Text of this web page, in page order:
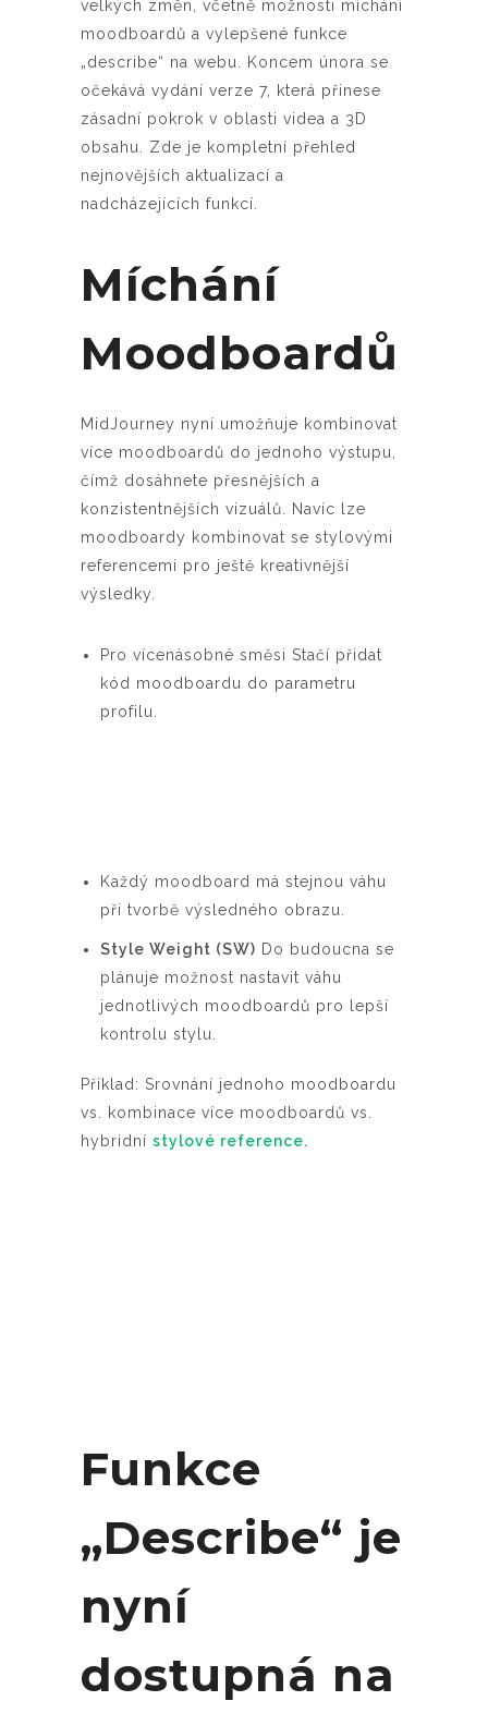
velkých změn, včetně možnosti míchání
moodboardů a vylepšené funkce
„describe“ na webu. Koncem února se
očekává vydání verze 7, která přinese
zásadní pokrok v oblasti videa a 3D
obsahu. Zde je kompletní přehled
nejnovějších aktualizací a
nadcházejících funkcí.
Míchání
Moodboardů
MidJourney nyní umožňuje kombinovat
více moodboardů do jednoho výstupu,
čímž dosáhnete přesnějších a
konzistentnějších vizuálů. Navíc lze
moodboardy kombinovat se stylovými
referencemi pro ještě kreativnější
výsledky.
Pro vícenásobné směsi Stačí přidat
kód moodboardu do parametru
profilu.
Každý moodboard má stejnou váhu
při tvorbě výsledného obrazu.
Style Weight (SW) Do budoucna se
plánuje možnost nastavit váhu
jednotlivých moodboardů pro lepší
kontrolu stylu.
Příklad: Srovnání jednoho moodboardu
vs. kombinace více moodboardů vs.
hybridní stylové reference.
Funkce
„Describe“ je
nyní
dostupná na